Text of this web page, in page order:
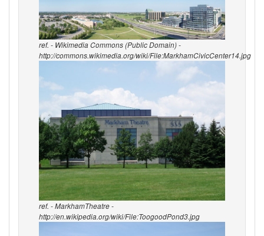
ref. - Wikimedia Commons (Public Domain) -
http://commons.wikimedia.org/wiki/File:MarkhamCivicCenter14.jpg
ref. - MarkhamTheatre -
http://en.wikipedia.org/wiki/File:ToogoodPond3.jpg